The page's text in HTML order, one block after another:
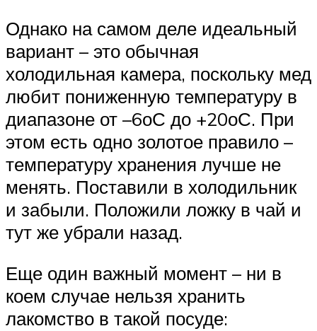
Однако на самом деле идеальный
вариант – это обычная
холодильная камера, поскольку мед
любит пониженную температуру в
диапазоне от –6оС до +20оС. При
этом есть одно золотое правило –
температуру хранения лучше не
менять. Поставили в холодильник
и забыли. Положили ложку в чай и
тут же убрали назад.
Еще один важный момент – ни в
коем случае нельзя хранить
лакомство в такой посуде: